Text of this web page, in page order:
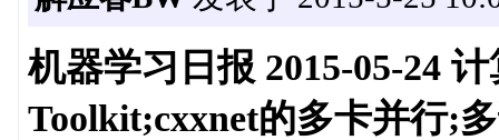
机器学习日报 2015-05-24
Toolkit;cxxnet的多卡并行;